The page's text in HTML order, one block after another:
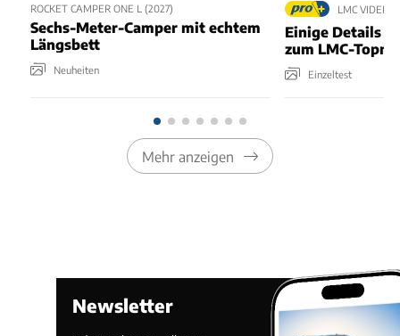
ROCKET CAMPER ONE L (2027)
Sechs-Meter-Camper mit echtem
Längsbett
Neuheiten
LMC VIDERO
Einige Details
zum LMC-
Einzeltest
Mehr anzeigen
Newsletter